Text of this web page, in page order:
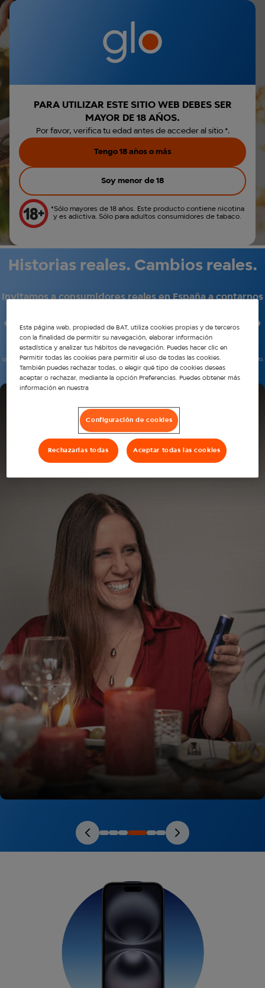
Parece que no has
Crear cuenta
Envio gratis por la compra de Hyper Pro
Historias reales. Cambios reales.
Invitamos a consumidores reales en España a contarnos
experiencias. Déjate inspirar. Y si te animas, comparte
tu historia con glo™.
quemarlos, generando un aerosol, menos olor y sin ceniza en comparación con fumar un cigarrillo.
Este producto no está exento de riesgos.
“Puedo usar glo™ en casa de mis
amigas sin que me hagan salir al
balcón por el olor desagradable "
Esther, Madrid
PARA UTILIZAR ESTE SITIO WEB DEBES SER
MAYOR DE 18 AÑOS.
Por favor, verifica tu edad antes de acceder al sitio *.
Soy menor de 18
Tengo 18 años o más
*Sólo mayores de 18 años. Este producto contiene nicotina
y es adictiva. Sólo para adultos consumidores de tabaco.
Esta página web, propiedad de BAT, utiliza cookies propias y de terceros
con la finalidad de permitir su navegación, elaborar información
estadística y analizar tus hábitos de navegación. Puedes hacer clic en
Permitir todas las cookies para permitir el uso de todas las cookies.
También puedes rechazar todas, o elegir qué tipo de cookies deseas
aceptar o rechazar, mediante la opción Preferencias. Puedes obtener más
información en nuestra
Configuración de cookies
Rechazarlas todas Aceptar todas las cookies